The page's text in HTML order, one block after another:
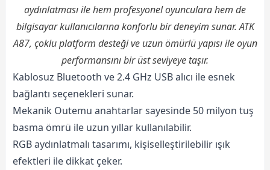
aydınlatması ile hem profesyonel oyunculara hem de
bilgisayar kullanıcılarına konforlu bir deneyim sunar. ATK
A87, çoklu platform desteği ve uzun ömürlü yapısı ile oyun
performansını bir üst seviyeye taşır.
Kablosuz Bluetooth ve 2.4 GHz USB alıcı ile esnek
bağlantı seçenekleri sunar.
Mekanik Outemu anahtarlar sayesinde 50 milyon tuş
basma ömrü ile uzun yıllar kullanılabilir.
RGB aydınlatmalı tasarımı, kişiselleştirilebilir ışık
efektleri ile dikkat çeker.